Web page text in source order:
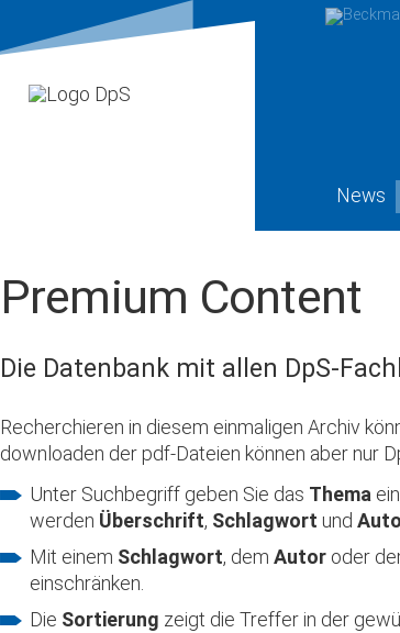
News
Premium Content
Die Datenbank mit allen DpS-
Recherchieren in diesem einmaligen Archiv
downloaden der pdf-Dateien können aber nur
Unter Suchbegriff geben Sie das Thema
werden Überschrift, Schlagwort und
Mit einem Schlagwort, dem Autor oder
einschränken.
Die Sortierung zeigt die Treffer in der